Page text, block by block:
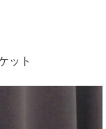
ット